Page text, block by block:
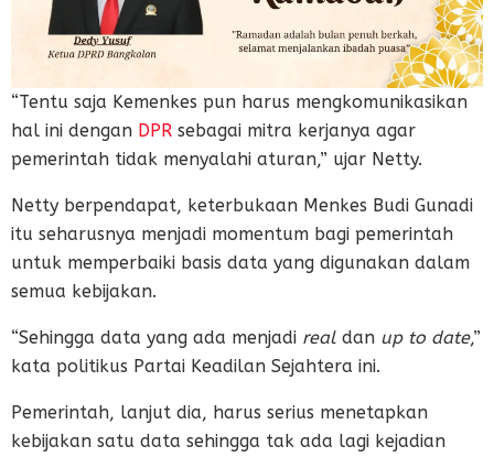
“Tentu saja Kemenkes pun harus mengkomunikasikan
hal ini dengan DPR sebagai mitra kerjanya agar
pemerintah tidak menyalahi aturan,” ujar Netty.
Netty berpendapat, keterbukaan Menkes Budi Gunadi
itu seharusnya menjadi momentum bagi pemerintah
untuk memperbaiki basis data yang digunakan dalam
semua kebijakan.
“Sehingga data yang ada menjadi real dan up to date,”
kata politikus Partai Keadilan Sejahtera ini.
Pemerintah, lanjut dia, harus serius menetapkan
kebijakan satu data sehingga tak ada lagi kejadian